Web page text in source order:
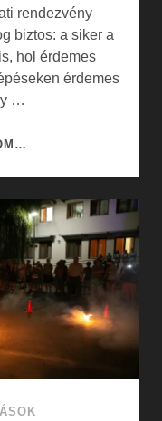
rendezvény
biztos: a siker a
hol érdemes
érdemes
…
RENDEZVÉNYT
MEGSZERVEZNI?